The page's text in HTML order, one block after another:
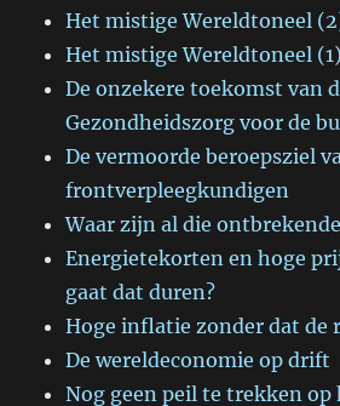
Het mistige Wereldtoneel
Het mistige Wereldtoneel (1)
De onzekere toekomst van
Gezondheidszorg voor de
De vermoorde beroepsziel
frontverpleegkundigen
Waar zijn al die
Energietekorten en hoge
gaat dat duren?
Hoge inflatie zonder dat de
De wereldeconomie op drift
Nog geen peil te trekken op